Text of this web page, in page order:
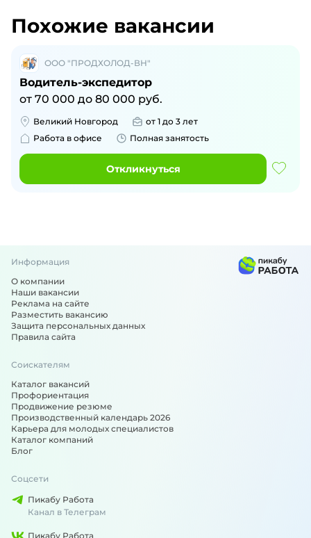
Похожие вакансии
ООО "ПРОДХОЛОД-ВН"
Водитель-экспедитор
от 70 000 до 80 000 руб.
Великий Новгород
от 1 до 3 лет
Работа в офисе
Полная занятость
Откликнуться
Информация
О компании
Наши вакансии
Реклама на сайте
Разместить вакансию
Защита персональных данных
Правила сайта
Соискателям
Каталог вакансий
Профориентация
Продвижение резюме
Производственный календарь 2026
Карьера для молодых специалистов
Каталог компаний
Блог
Соцсети
Пикабу Работа
Канал в Телеграм
Пикабу Работа